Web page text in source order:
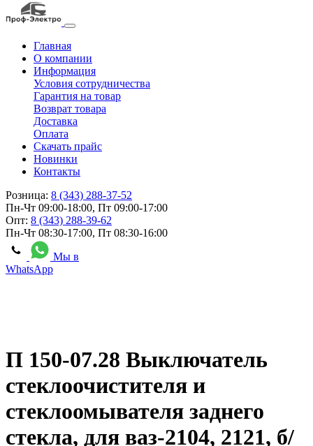
Главная
О компании
Информация
Условия сотрудничества
Гарантия на товар
Возврат товара
Доставка
Оплата
Скачать прайс
Новинки
Контакты
Розница: 8 (343) 288-37-52
Пн-Чт 09:00-18:00, Пт 09:00-17:00
Опт: 8 (343) 288-39-62
Пн-Чт 08:30-17:00, Пт 08:30-16:00
Мы в
WhatsApp
П 150-07.28 Выключатель
стеклоочистителя и
стеклоомывателя заднего
стекла, для ваз-2104, 2121, б/